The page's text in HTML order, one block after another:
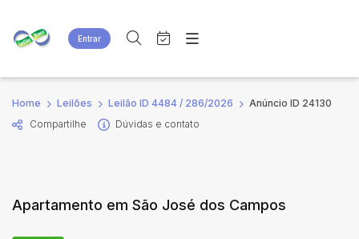
Entrar
Criar conta Entrar
Site
Agenda
Quem Somos
Busca por palavra-chave
Estados Cidade
Quem Somos
Home Leilões Leilão ID 4484 / 286/2026
Anúncio ID 24130
Compartilhe
Dúvidas e contato
Apartamento em São José dos Campos